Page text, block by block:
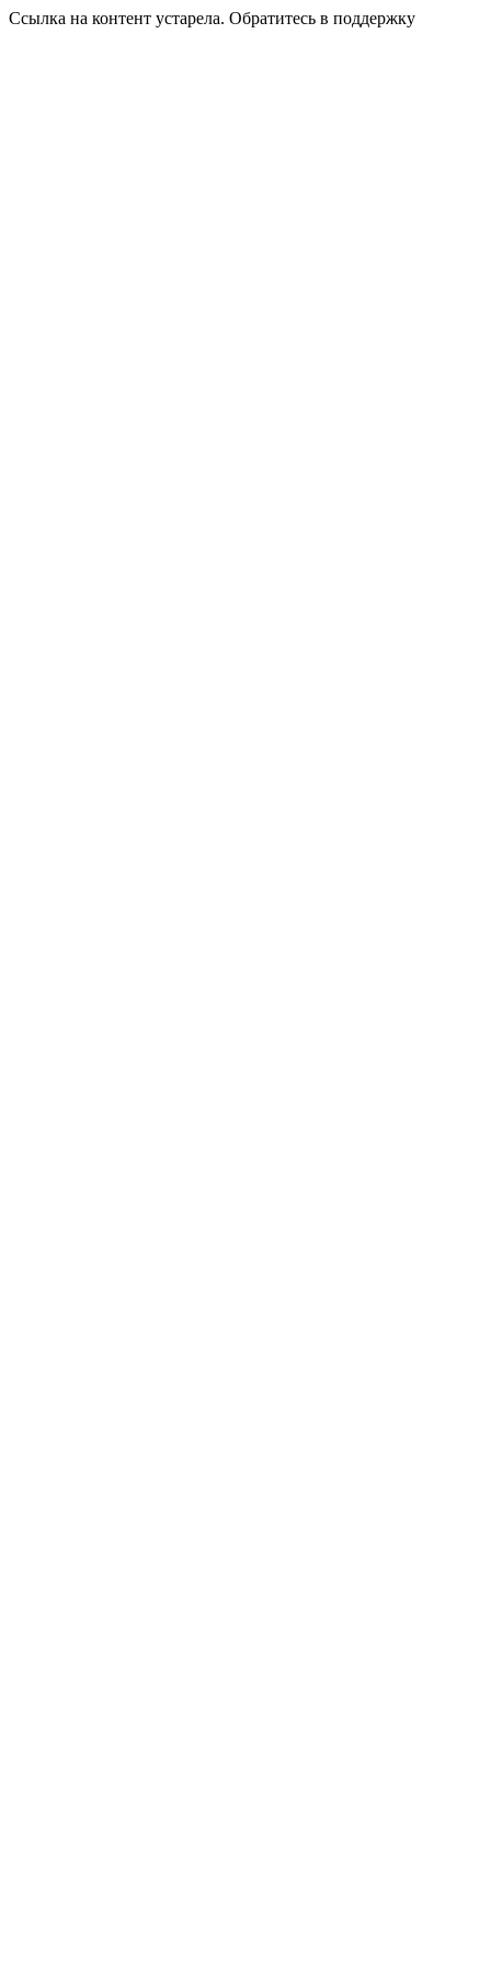
Ссылка на контент устарела. Обратитесь в поддержку